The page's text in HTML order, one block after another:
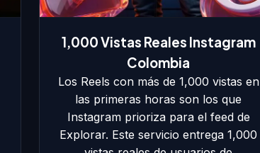
1,000 Vistas Reales Instagram
Colombia
Los Reels con más de 1,000 vistas en
las primeras horas son los que
Instagram prioriza para el feed de
Explorar. Este servicio entrega 1,000